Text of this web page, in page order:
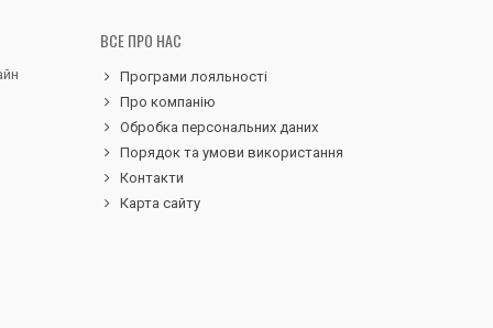
ВСЕ ПРО НАС
Програми лояльності
Про компанію
Обробка персональних даних
Порядок та умови використання
Контакти
Карта сайту